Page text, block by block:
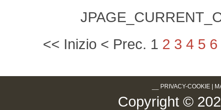
<< Inizio < Prec. 1 2 3 4 5 6
PRIVACY-COOKIE
Copyright ©